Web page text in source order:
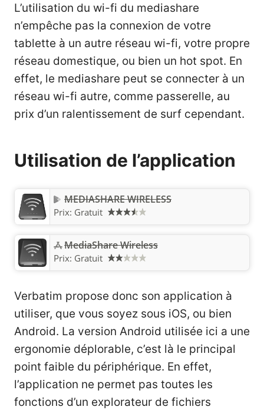
L’utilisation du wi-fi du mediashare
n’empêche pas la connexion de votre
tablette à un autre réseau wi-fi, votre propre
réseau domestique, ou bien un hot spot. En
effet, le mediashare peut se connecter à un
réseau wi-fi autre, comme passerelle, au
prix d’un ralentissement de surf cependant.
Utilisation de l’application
MEDIASHARE WIRELESS
Prix: Gratuit
‎MediaShare Wireless
Prix: Gratuit
Verbatim propose donc son application à
utiliser, que vous soyez sous iOS, ou bien
Android. La version Android utilisée ici a une
ergonomie déplorable, c’est là le principal
point faible du périphérique. En effet,
l’application ne permet pas toutes les
fonctions d’un explorateur de fichiers